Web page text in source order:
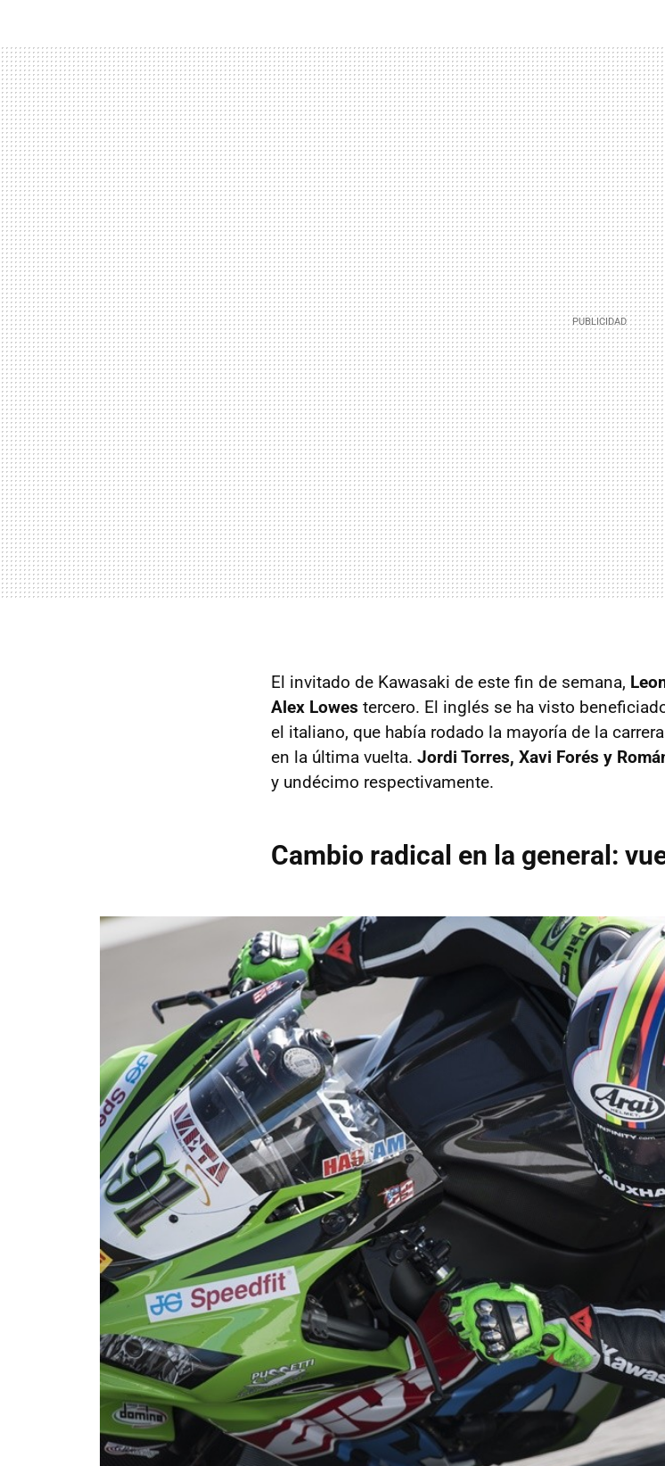
El invitado de Kawasaki de este fin de semana,
Alex Lowes tercero. El inglés se ha visto
el italiano, que había rodado la mayoría de la
en la última vuelta. Jordi Torres, Xavi Forés y
y undécimo respectivamente.
Cambio radical en la general: